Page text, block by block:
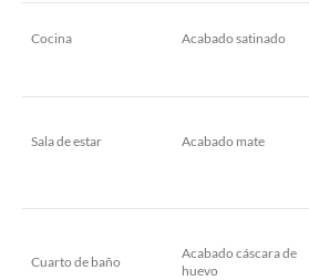
Cocina Acabado satinado
Sala de estar Acabado mate
Cuarto de baño
Acabado cáscara de
huevo